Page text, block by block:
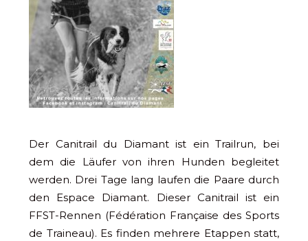
Der Canitrail du Diamant ist ein Trailrun, bei
dem die Läufer von ihren Hunden begleitet
werden. Drei Tage lang laufen die Paare durch
den Espace Diamant. Dieser Canitrail ist ein
FFST-Rennen (Fédération Française des Sports
de Traineau). Es finden mehrere Etappen statt,